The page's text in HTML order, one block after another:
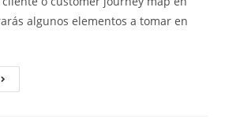
algunos elementos a tomar en